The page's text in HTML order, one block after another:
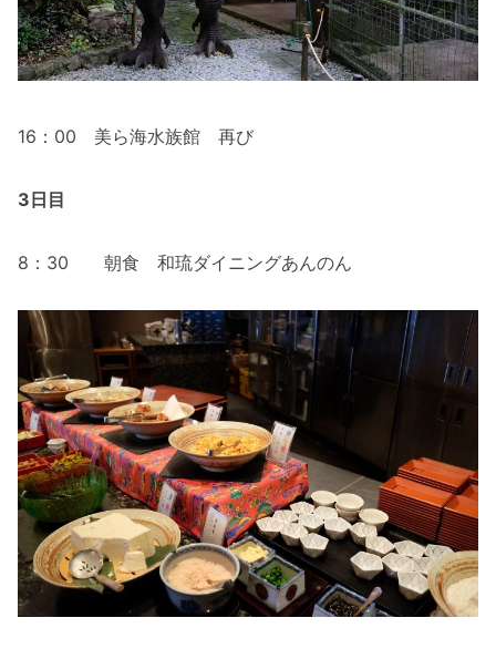
16：00 美ら海水族館 再び
3日目
8：30 朝食 和琉ダイニングあんのん